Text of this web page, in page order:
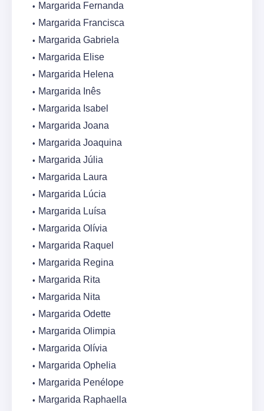
Margarida Fernanda
Margarida Francisca
Margarida Gabriela
Margarida Elise
Margarida Helena
Margarida Inês
Margarida Isabel
Margarida Joana
Margarida Joaquina
Margarida Júlia
Margarida Laura
Margarida Lúcia
Margarida Luísa
Margarida Olívia
Margarida Raquel
Margarida Regina
Margarida Rita
Margarida Nita
Margarida Odette
Margarida Olimpia
Margarida Olívia
Margarida Ophelia
Margarida Penélope
Margarida Raphaella